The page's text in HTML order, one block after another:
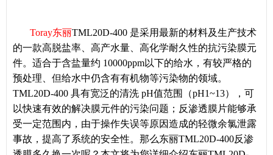
Toray东丽TML20D-400 是采用最新的材料及生产技术
的一款高脱盐率、高产水量、高化学耐久性的抗污染膜元
件。适合于含盐量约 10000ppm以下的给水，有较严格的
预处理、但给水中仍含有有机物等污染物的领域。
TML20D-400 具有宽泛的清洗 pH值范围（pH1~13），可
以快速有效的解决膜元件的污染问题；反渗透膜片能够承
受一定范围内，由于操作失误等原因造成的轻微余氯泄露
事故，提高了系统的安全性。那么东丽TML20D-400反渗